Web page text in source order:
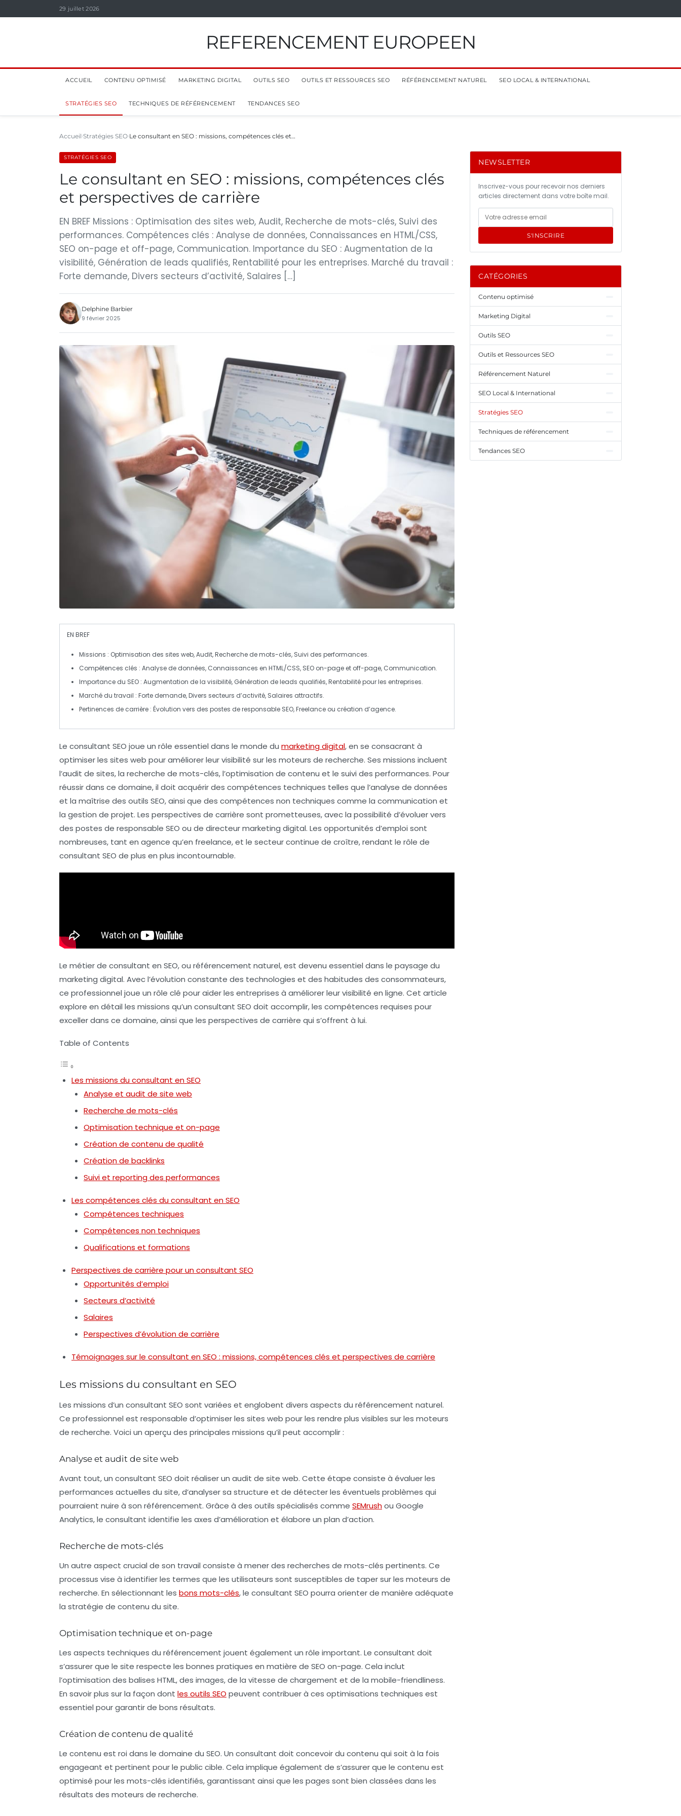
29 juillet 2026
REFERENCEMENT EUROPEEN
ACCUEIL CONTENU OPTIMISÉ MARKETING DIGITAL OUTILS SEO OUTILS ET RESSOURCES SEO RÉFÉRENCEMENT NATUREL SEO LOCAL & INTERNATIONAL
STRATÉGIES SEO TECHNIQUES DE RÉFÉRENCEMENT TENDANCES SEO
Accueil Stratégies SEO Le consultant en SEO : missions, compétences clés et…
STRATÉGIES SEO
Le consultant en SEO : missions, compétences clés
et perspectives de carrière
EN BREF Missions : Optimisation des sites web, Audit, Recherche de mots-clés, Suivi des
performances. Compétences clés : Analyse de données, Connaissances en HTML/CSS,
SEO on-page et off-page, Communication. Importance du SEO : Augmentation de la
visibilité, Génération de leads qualifiés, Rentabilité pour les entreprises. Marché du travail :
Forte demande, Divers secteurs d’activité, Salaires […]
Delphine Barbier
9 février 2025
EN BREF
Missions : Optimisation des sites web, Audit, Recherche de mots-clés, Suivi des performances.
Compétences clés : Analyse de données, Connaissances en HTML/CSS, SEO on-page et off-page, Communication.
Importance du SEO : Augmentation de la visibilité, Génération de leads qualifiés, Rentabilité pour les entreprises.
Marché du travail : Forte demande, Divers secteurs d’activité, Salaires attractifs.
Pertinences de carrière : Évolution vers des postes de responsable SEO, Freelance ou création d’agence.
Le consultant SEO joue un rôle essentiel dans le monde du marketing digital, en se consacrant à
optimiser les sites web pour améliorer leurvisibilité sur les moteurs de recherche. Ses missions incluent
l’audit de sites, la recherche de mots-clés, l’optimisation de contenu et le suivi des performances. Pour
réussir dans ce domaine, il doit acquérir des compétences techniques telles que l’analyse de données
et la maîtrise des outils SEO, ainsi que des compétences non techniques comme la communication et
la gestion de projet. Les perspectives de carrière sont prometteuses, avec la possibilité d’évoluer vers
des postes de responsable SEO ou de directeur marketing digital. Les opportunités d’emploi sont
nombreuses, tant en agence qu’en freelance, et le secteur continue de croître, rendant le rôle de
consultant SEO de plus en plus incontournable.
Le métier de consultant en SEO, ou référencement naturel, est devenu essentiel dans le paysage du
marketing digital. Avec l’évolution constante des technologies et des habitudes des consommateurs,
ce professionnel joue un rôle clé pour aider les entreprises à améliorer leur visibilité en ligne. Cet article
explore en détail les missions qu’un consultant SEO doit accomplir, les compétences requises pour
exceller dans ce domaine, ainsi que les perspectives de carrière qui s’offrent à lui.
Table of Contents
Les missions du consultant en SEO
Analyse et audit de site web
Recherche de mots-clés
Optimisation technique et on-page
Création de contenu de qualité
Création de backlinks
Suivi et reporting des performances
Les compétences clés du consultant en SEO
Compétences techniques
Compétences non techniques
Qualifications et formations
Perspectives de carrière pour un consultant SEO
Opportunités d’emploi
Secteurs d’activité
Salaires
Perspectives d’évolution de carrière
Témoignages sur le consultant en SEO : missions, compétences clés et perspectives de carrière
Les missions du consultant en SEO
Les missions d’un consultant SEO sont variées et englobent divers aspects du référencement naturel.
Ce professionnel est responsable d’optimiser les sites web pour les rendre plus visibles sur les moteurs
de recherche. Voici un aperçu des principales missions qu’il peut accomplir :
Analyse et audit de site web
Avant tout, un consultant SEO doit réaliser un audit de site web. Cette étape consiste à évaluer les
performances actuelles du site, d’analyser sa structure et de détecter les éventuels problèmes qui
pourraient nuire à son référencement. Grâce à des outils spécialisés comme SEMrushou Google
Analytics, le consultant identifie les axes d’amélioration et élabore un plan d’action.
Recherche de mots-clés
Un autre aspect crucial de son travail consiste à mener des recherches de mots-clés pertinents. Ce
processus vise à identifier les termes que les utilisateurs sont susceptibles de taper sur les moteurs de
recherche. En sélectionnant les bons mots-clés, le consultant SEO pourra orienter de manière adéquate
la stratégie de contenu du site.
Optimisation technique et on-page
Les aspects techniques du référencement jouent également un rôle important. Le consultant doit
s’assurer que le site respecte les bonnes pratiques en matière de SEO on-page. Cela inclut
l’optimisation des balises HTML, des images, de la vitesse de chargement et de la mobile-friendliness.
En savoir plus sur la façon dont les outils SEO peuvent contribuer à ces optimisations techniques est
essentiel pour garantir de bons résultats.
Création de contenu de qualité
Le contenu est roi dans le domaine du SEO. Un consultant doit concevoir du contenu qui soit à la fois
engageant et pertinent pour le public cible. Cela implique également de s’assurer que le contenu est
optimisé pour les mots-clés identifiés, garantissant ainsi que les pages sont bien classées dans les
résultats des moteurs de recherche.
NEWSLETTER
Inscrivez-vous pour recevoir nos derniers
articles directement dans votre boîte mail.
S'INSCRIRE
CATÉGORIES
Contenu optimisé
Marketing Digital
Outils SEO
Outils et Ressources SEO
Référencement Naturel
SEO Local & International
Stratégies SEO
Techniques de référencement
Tendances SEO